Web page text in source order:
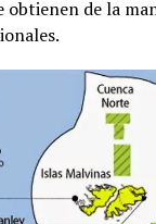
obtienen de la